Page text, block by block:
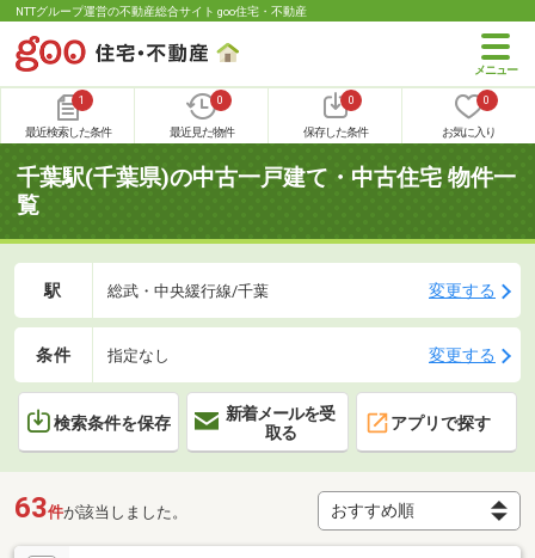
NTTグループ運営の不動産総合サイト goo住宅・不動産
1
最近検索した条件
0
最近見た物件
0
保存した条件
0
お気に入り
千葉駅(千葉県)の中古一戸建て・中古住宅 物件一
覧
駅 総武・中央緩行線/千葉 変更する
条件 指定なし 変更する
検索条件を保存
新着メールを受
取る
アプリで探す
63件が該当しました。